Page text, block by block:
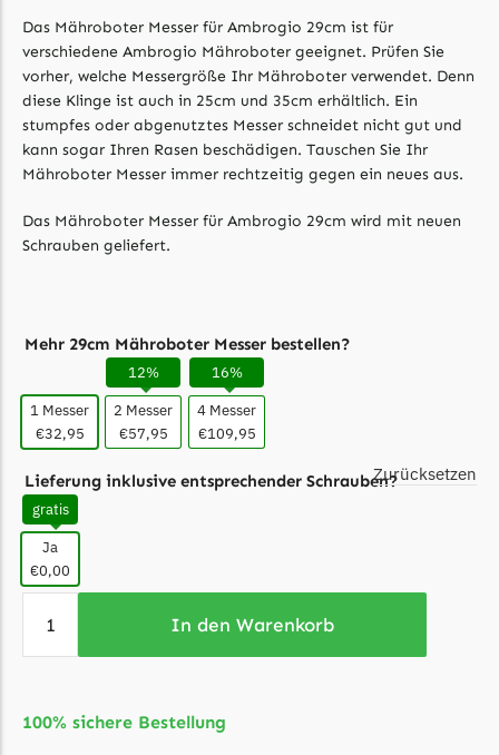
Cramer
Cramer Messer
Begrenzungsdraht
Cub Cadet
Cub Cadet Messer
Ecovacs
Einhell Messer
Begrenzungsdraht
Etesia
Etesia Messer
Begrenzungsdraht
Eufy
Eufy Messer
Ferrex
Das Mähroboter Messer für Ambrogio 29cm ist für
verschiedene Ambrogio Mähroboter geeignet. Prüfen Sie
vorher, welche Messergröße Ihr Mähroboter verwendet. Denn
diese Klinge ist auch in 25cm und 35cm erhältlich. Ein
stumpfes oder abgenutztes Messer schneidet nicht gut und
kann sogar Ihren Rasen beschädigen. Tauschen Sie Ihr
Mähroboter Messer immer rechtzeitig gegen ein neues aus.
Das Mähroboter Messer für Ambrogio 29cm wird mit neuen
Schrauben geliefert.
Mehr 29cm Mähroboter Messer bestellen?
1 Messer
€32,95
12%
2 Messer
€57,95
16%
4 Messer
€109,95
Lieferung inklusive entsprechender Schrauben?
gratis
Ja
€0,00
Zurücksetzen
In den Warenkorb
100% sichere Bestellung